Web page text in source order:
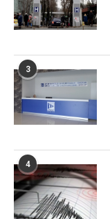
3
4